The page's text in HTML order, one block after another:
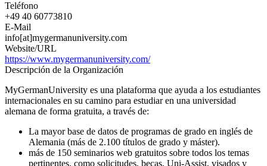
Teléfono
+49 40 60773810
E-Mail
info[at]mygermanuniversity.com
Website/URL
https://www.mygermanuniversity.com/
Descripción de la Organización
MyGermanUniversity es una plataforma que ayuda a los estudiantes
internacionales en su camino para estudiar en una universidad
alemana de forma gratuita, a través de:
La mayor base de datos de programas de grado en inglés de
Alemania (más de 2.100 títulos de grado y máster).
más de 150 seminarios web gratuitos sobre todos los temas
pertinentes, como solicitudes, becas, Uni-Assist, visados y